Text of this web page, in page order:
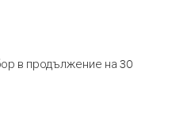
в продължение на 30